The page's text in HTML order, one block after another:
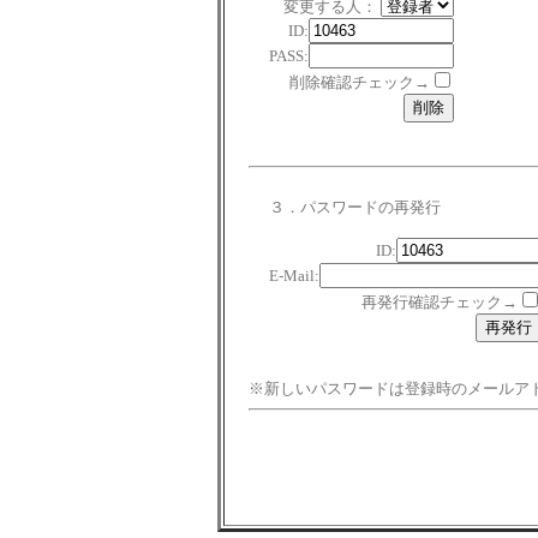
変更する人：
ID:
PASS:
削除確認チェック→
３．パスワードの再発行
ID:
E-Mail:
再発行確認チェック→
※新しいパスワードは登録時のメールア